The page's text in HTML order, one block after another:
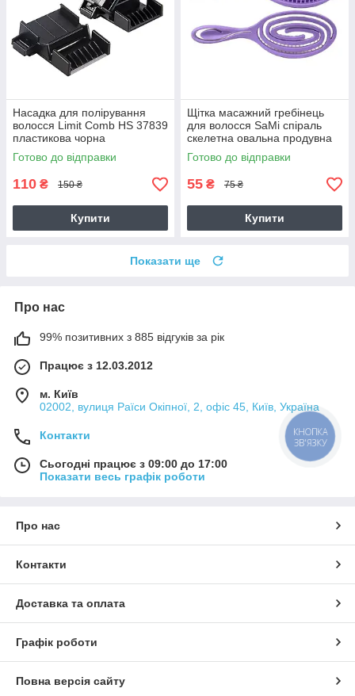
Насадка для полірування
волосся Limit Comb HS 37839
пластикова чорна
Готово до відправки
110 ₴ 150 ₴
Купити
Щітка масажний гребінець
для волосся SaMi спіраль
скелетна овальна продувна
(фіолетова)
Готово до відправки
55 ₴ 75 ₴
Купити
Показати ще
Про нас
99% позитивних з 885 відгуків за рік
Працює з 12.03.2012
м. Київ
02002, вулиця Раїси Окіпної, 2, офіс 45, Київ, Україна
Контакти
Сьогодні працює з 09:00 до 17:00
Показати весь графік роботи
Про нас
Контакти
Доставка та оплата
Графік роботи
Повна версія сайту
КНОПКА
ЗВ'ЯЗКУ